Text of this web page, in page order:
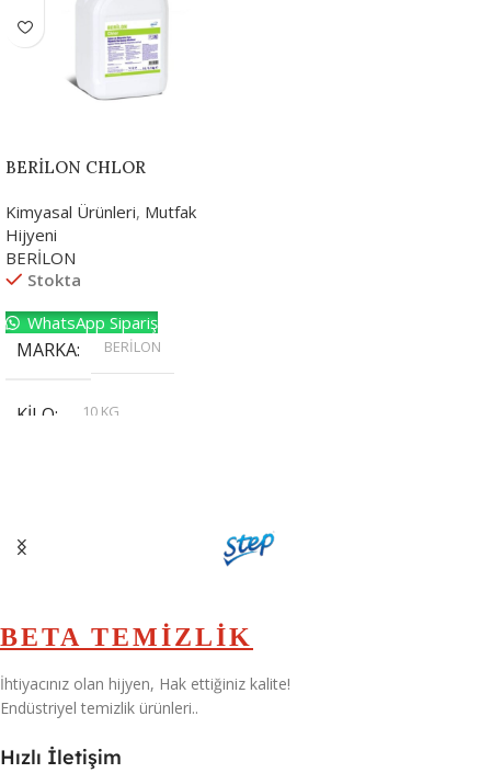
BERİLON CHLOR
Kimyasal Ürünleri, Mutfak
Hijyeni
BERİLON
Stokta
WhatsApp Sipariş
MARKA BERİLON
KILO
10 KG
BETA TEMİZLİK
İhtiyacınız olan hijyen, Hak ettiğiniz kalite!
Endüstriyel temizlik ürünleri..
Hızlı İletişim